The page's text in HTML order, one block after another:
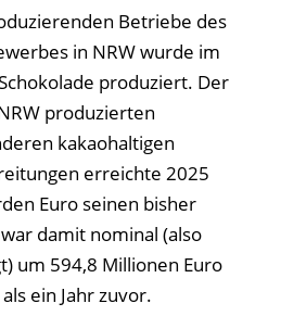
Betriebe des
in NRW wurde im
produziert. Der
produzierten
kakaohaltigen
erreichte 2025
Euro seinen bisher
damit nominal (also
um 594,8 Millionen Euro
ein Jahr zuvor.